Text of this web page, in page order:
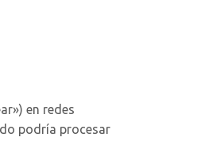
en redes
podría procesar